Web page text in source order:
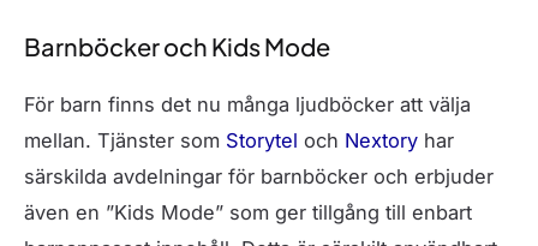
Barnböcker och Kids Mode
För barn finns det nu många ljudböcker att välja
mellan. Tjänster som Storytel och Nextory har
särskilda avdelningar för barnböcker och erbjuder
även en ”Kids Mode” som ger tillgång till enbart